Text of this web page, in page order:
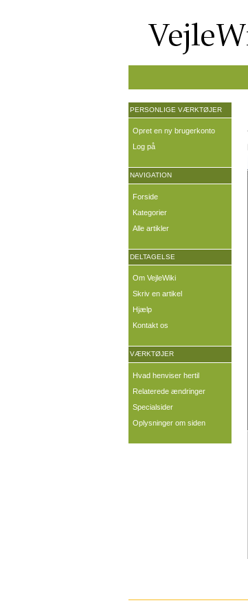
PERSONLIGE VÆRKTØJER
Opret en ny brugerkonto
Log på
NAVIGATION
Forside
Kategorier
Alle artikler
DELTAGELSE
Om VejleWiki
Skriv en artikel
Hjælp
Kontakt os
VÆRKTØJER
Hvad henviser hertil
Relaterede ændringer
Specialsider
Oplysninger om siden